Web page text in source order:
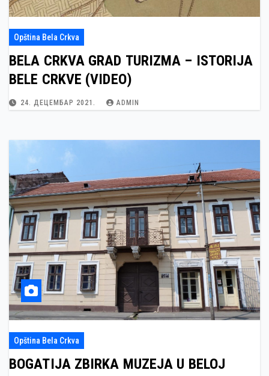
Opština Bela Crkva
BELA CRKVA GRAD TURIZMA – ISTORIJA
BELE CRKVE (VIDEO)
24. ДЕЦЕМБАР 2021. ADMIN
Opština Bela Crkva
BOGATIJA ZBIRKA MUZEJA U BELOJ